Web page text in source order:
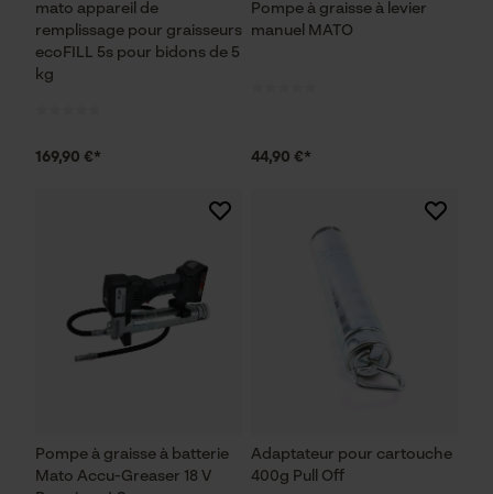
mato appareil de
remplissage pour graisseurs
ecoFILL 5s pour bidons de 5
kg
169,90 €*
Pompe à graisse à levier
manuel MATO
44,90 €*
Pompe à graisse à batterie
Mato Accu-Greaser 18 V
Adaptateur pour cartouche
400g Pull Off